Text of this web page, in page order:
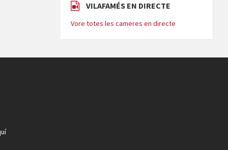
VILAFAMÉS EN DIRECTE
Vore totes les cameres en directe